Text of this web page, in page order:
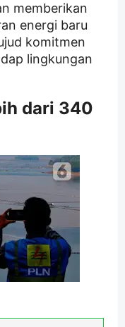
memberikan
energi baru
komitmen
lingkungan
dari 340